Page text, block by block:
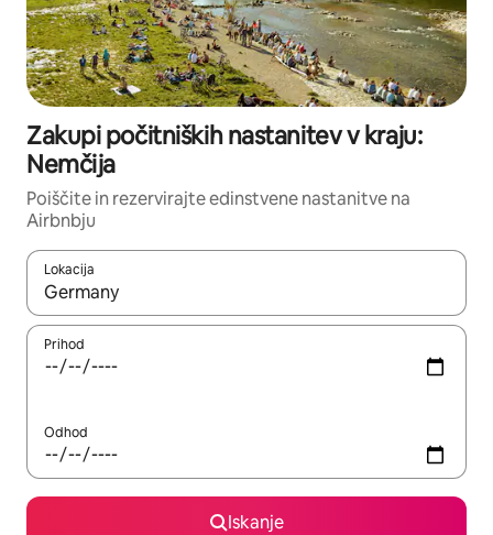
Zakupi počitniških nastanitev v kraju:
Nemčija
Poiščite in rezervirajte edinstvene nastanitve na
Airbnbju
Lokacija
Ko so rezultati na voljo, krmarite s puščičnima tipkama gor in
Prihod
Odhod
Iskanje